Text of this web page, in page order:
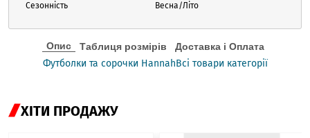
Сезонність Весна/Літо
Опис Таблиця розмірів Доставка і Оплата
Футболки та сорочки HannahВсі товари категорії
ХІТИ ПРОДАЖУ